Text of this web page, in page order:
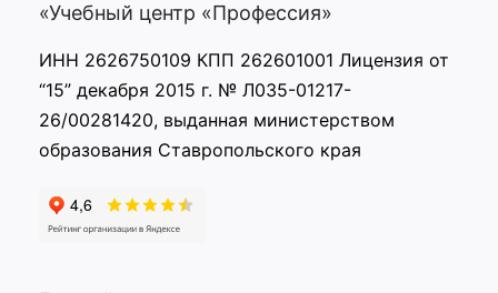
«Учебный центр «Профессия»
ИНН 2626750109 КПП 262601001 Лицензия от
“15” декабря 2015 г. № Л035-01217-
26/00281420, выданная министерством
образования Ставропольского края